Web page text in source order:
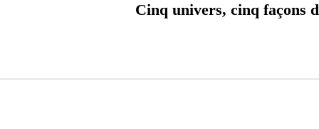
Cinq univers, cinq façons